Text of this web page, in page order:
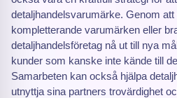
detaljhandelsvarumärke. Genom
kompletterande varumärken eller
detaljhandelsföretag nå ut till nya
kunder som kanske inte kände till
Samarbeten kan också hjälpa
utnyttja sina partners trovärdighet